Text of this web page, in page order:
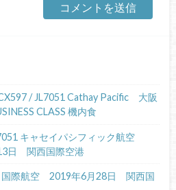
/ JL7051 Cathay Pacific 大阪
CLASS 機内食
キャセイパシフィック航空
日 関西国際空港
国際航空 2019年6月28日 関西国